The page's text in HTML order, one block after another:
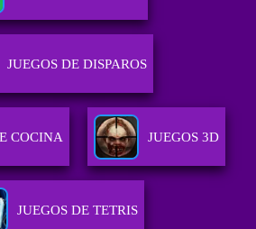
JUEGOS DE DISPAROS
COCINA JUEGOS 3D
JUEGOS DE TETRIS